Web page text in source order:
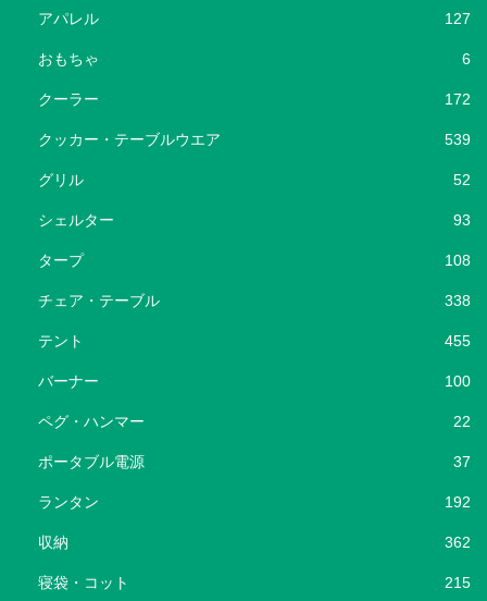
アパレル 127
おもちゃ 6
クーラー 172
クッカー・テーブルウエア 539
グリル 52
シェルター 93
タープ 108
チェア・テーブル 338
テント 455
バーナー 100
ペグ・ハンマー 22
ポータブル電源 37
ランタン 192
収納 362
寝袋・コット 215